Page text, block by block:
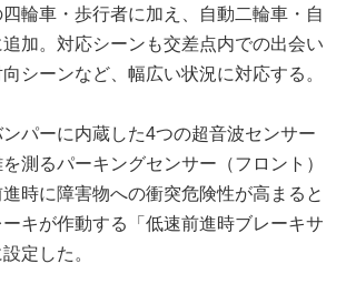
輪車・歩行者に加え、自動二輪車・自
加。対応シーンも交差点内での出会い
シーンなど、幅広い状況に対応する。
パーに内蔵した4つの超音波センサー
測るパーキングセンサー（フロント）
時に障害物への衝突危険性が高まると
キが作動する「低速前進時ブレーキサ
定した。